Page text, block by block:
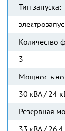
Тип запуска:
Количество
3
Мощность
30 кВА / 24
Резервная
33 кВА / 26.4